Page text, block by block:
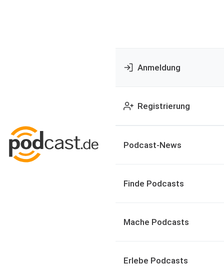
Anmeldung
Registrierung
Podcast-News
Finde Podcasts
Mache Podcasts
Erlebe Podcasts